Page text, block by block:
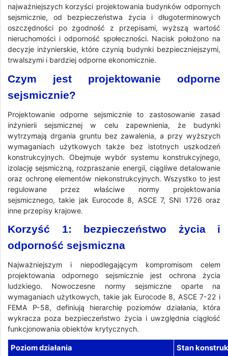
najważniejszych korzyści projektowania budynków odpornych
sejsmicznie, od bezpieczeństwa życia i długoterminowych
oszczędności po zgodność z przepisami, wyższą wartość
nieruchomości i odporność społeczności. Nacisk położono na
decyzje inżynierskie, które czynią budynki bezpieczniejszymi,
trwalszymi i bardziej odporne ekonomicznie.
Czym jest projektowanie odporne
sejsmicznie?
Projektowanie odporne sejsmicznie to zastosowanie zasad
inżynierii sejsmicznej w celu zapewnienia, że budynki
wytrzymają drgania gruntu bez zawalenia, a przy wyższych
wymaganiach użytkowych także bez istotnych uszkodzeń
konstrukcyjnych. Obejmuje wybór systemu konstrukcyjnego,
izolację sejsmiczną, rozpraszanie energii, ciągliwe detalowanie
oraz ochronę elementów niekonstrukcyjnych. Wszystko to jest
regulowane przez właściwe normy projektowania
sejsmicznego, takie jak Eurocode 8, ASCE 7, SNI 1726 oraz
inne przepisy krajowe.
Korzyść 1: bezpieczeństwo życia i
odporność sejsmiczna
Najważniejszym i niepodlegającym kompromisom celem
projektowania odpornego sejsmicznie jest ochrona życia
ludzkiego. Nowoczesne normy sejsmiczne oparte na
wymaganiach użytkowych, takie jak Eurocode 8, ASCE 7-22 i
FEMA P-58, definiują hierarchię poziomów działania, która
wykracza poza bezpieczeństwo życia i uwzględnia ciągłość
funkcjonowania obiektów krytycznych.
Poziom działania Stan